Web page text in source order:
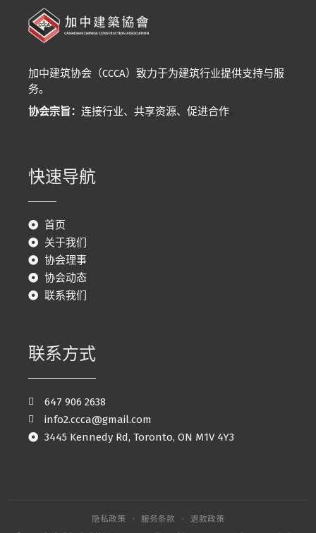
加中建筑协会（CCCA）致力于为建筑行业提供支持与服
务。
协会宗旨： 连接行业、共享资源、促进合作
快速导航
首页
关于我们
协会理事
协会动态
联系我们
联系方式
647 906 2638
info2.ccca@gmail.com
3445 Kennedy Rd, Toronto, ON M1V 4Y3
隐私政策 · 服务条款 ·
退款政策